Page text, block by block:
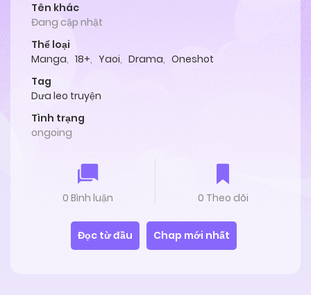
Tên khác
Đang cập nhật
Thể loại
Manga, 18+, Yaoi, Drama, Oneshot
Tag
Dưa leo truyện
Tình trạng
ongoing
0 Bình luận 0 Theo dõi
Đọc từ đầu Chap mới nhất